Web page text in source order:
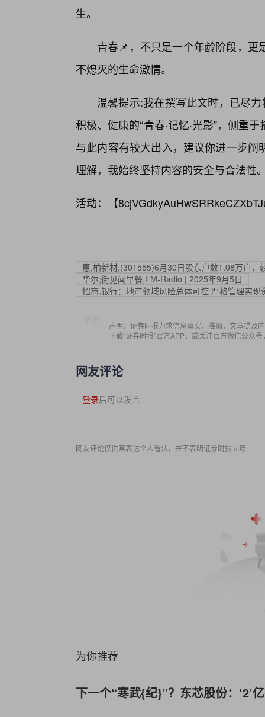
生。
青春📌，不只是一个年龄阶段，
不熄灭的生命激情。
温馨提示:我在撰写此文时，已尽
积极、健康的“青春·记忆·光影”，侧重
与此内容有较大出入，建议你进一步
理解，我始终坚持内容的安全与合法性
活动：【
惠,柏新材,(301555)6月30日股东户数1.08万户，
华尔;街见闻早餐,FM-Radio | 2025年9月5日
招商,银行：地产领域风险总体可控 严格管理实
声明：证券时报力求信息真实、准确，文章提及
下载“证券时报”官方APP，或关注官方微信公众
网友评论
登录后可以发言
网友评论仅供其表达个人看法，并不表明证券时报立场
为你推荐
下一个“寒武{纪}”？东芯股份：‘2’